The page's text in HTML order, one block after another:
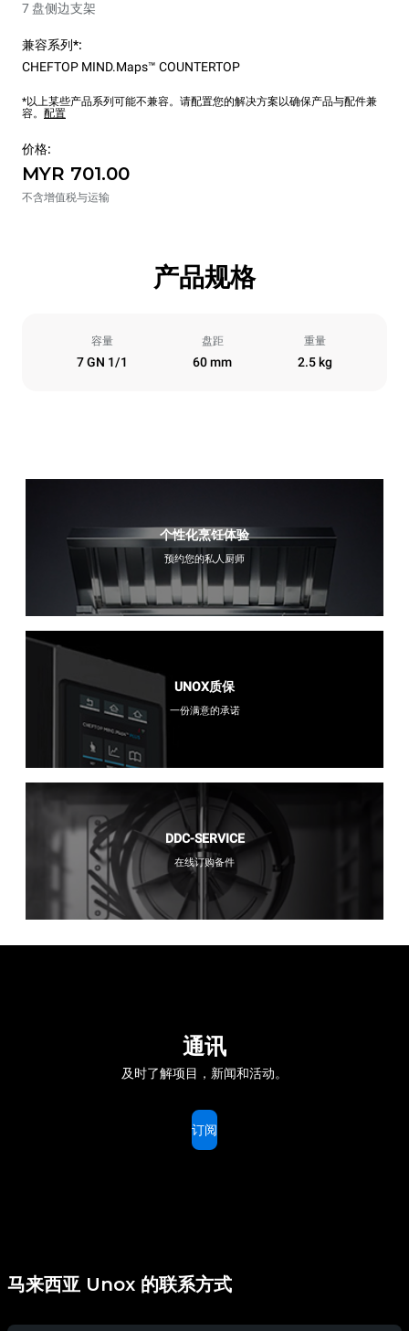
7 盘侧边支架
兼容系列*:
CHEFTOP MIND.Maps™ COUNTERTOP
*以上某些产品系列可能不兼容。请配置您的解决方案以确保产品与配件兼
容。 配置
价格:
MYR 701.00
不含增值税与运输
产品规格
容量
7 GN 1/1
盘距
60 mm
重量
2.5 kg
个性化烹饪体验
预约您的私人厨师
UNOX质保
一份满意的承诺
DDC-SERVICE
在线订购备件
通讯
及时了解项目，新闻和活动。
订阅
马来西亚 Unox 的联系方式